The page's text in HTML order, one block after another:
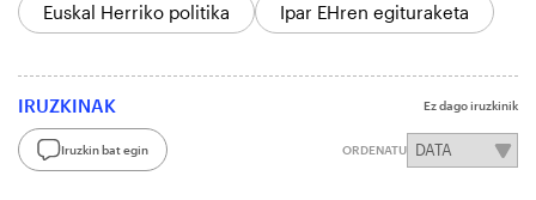
Euskal Herriko politika
Ipar EHren egituraketa
IRUZKINAK Ez dago iruzkinik
Iruzkin bat egin ORDENATU